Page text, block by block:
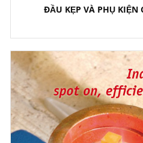
ĐẦU KẸP VÀ PHỤ KIỆN